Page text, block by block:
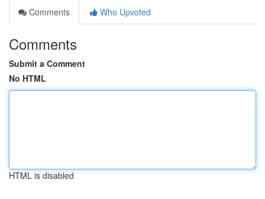
Comments
Who Upvoted
Comments
Submit a Comment
No HTML
HTML is disabled